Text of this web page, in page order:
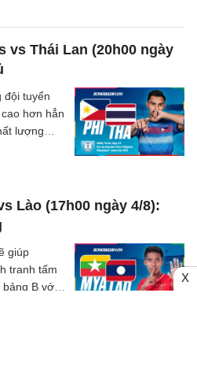
cho đội
vs Thái Lan (20h00 ngày
đội tuyển
hơn hẳn
lượng
Lào (17h00 ngày 4/8):
giúp
tranh tấm
B với
X